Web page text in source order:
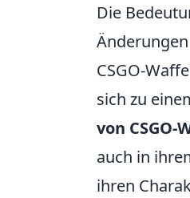
Die
Änderungen
CSGO-
sich zu
von CSGO-
auch in
ihren